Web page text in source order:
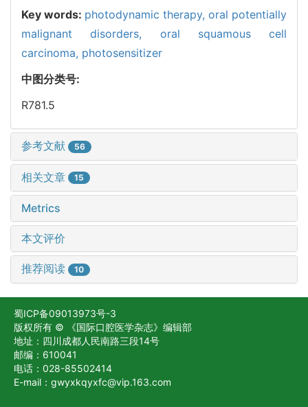
Key words: photodynamic therapy, oral potentially
malignant disorders, oral squamous cell
carcinoma, photosensitizer
中图分类号:
R781.5
参考文献 56
相关文章 15
Metrics
本文评价
推荐阅读 10
蜀ICP备09013973号-3
版权所有 © 《国际口腔医学杂志》编辑部
地址：四川成都人民南路三段14号
邮编：610041
电话：028-85502414
E-mail：gwyxkqyxfc@vip.163.com